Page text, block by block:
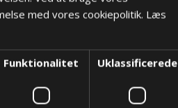
med vores cookiepolitik. Læs
Funktionalitet Uklassificerede